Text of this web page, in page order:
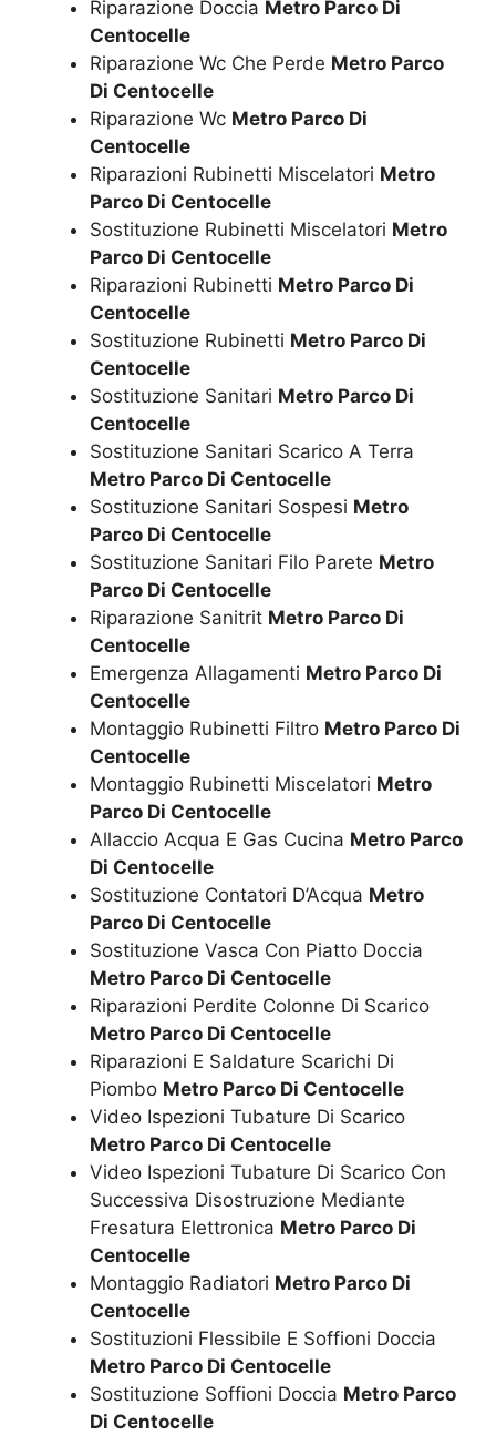
Riparazione Doccia Metro Parco Di
Centocelle
Riparazione Wc Che Perde Metro Parco
Di Centocelle
Riparazione Wc Metro Parco Di
Centocelle
Riparazioni Rubinetti Miscelatori Metro
Parco Di Centocelle
Sostituzione Rubinetti Miscelatori Metro
Parco Di Centocelle
Riparazioni Rubinetti Metro Parco Di
Centocelle
Sostituzione Rubinetti Metro Parco Di
Centocelle
Sostituzione Sanitari Metro Parco Di
Centocelle
Sostituzione Sanitari Scarico A Terra
Metro Parco Di Centocelle
Sostituzione Sanitari Sospesi Metro
Parco Di Centocelle
Sostituzione Sanitari Filo Parete Metro
Parco Di Centocelle
Riparazione Sanitrit Metro Parco Di
Centocelle
Emergenza Allagamenti Metro Parco Di
Centocelle
Montaggio Rubinetti Filtro Metro Parco Di
Centocelle
Montaggio Rubinetti Miscelatori Metro
Parco Di Centocelle
Allaccio Acqua E Gas Cucina Metro Parco
Di Centocelle
Sostituzione Contatori D’Acqua Metro
Parco Di Centocelle
Sostituzione Vasca Con Piatto Doccia
Metro Parco Di Centocelle
Riparazioni Perdite Colonne Di Scarico
Metro Parco Di Centocelle
Riparazioni E Saldature Scarichi Di
Piombo Metro Parco Di Centocelle
Video Ispezioni Tubature Di Scarico
Metro Parco Di Centocelle
Video Ispezioni Tubature Di Scarico Con
Successiva Disostruzione Mediante
Fresatura Elettronica Metro Parco Di
Centocelle
Montaggio Radiatori Metro Parco Di
Centocelle
Sostituzioni Flessibile E Soffioni Doccia
Metro Parco Di Centocelle
Sostituzione Soffioni Doccia Metro Parco
Di Centocelle